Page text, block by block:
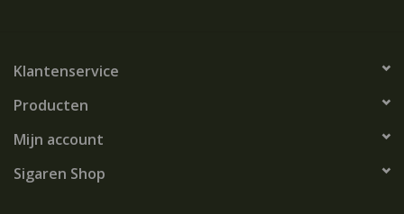
Klantenservice
Producten
Mijn account
Sigaren Shop